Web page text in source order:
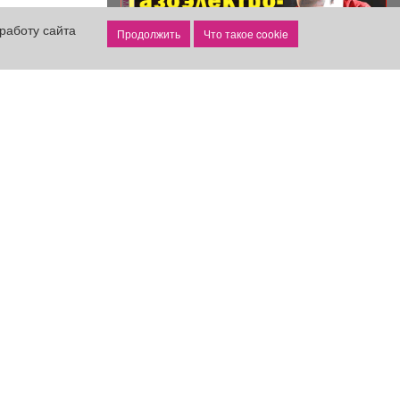
сайта
Что такое cookie